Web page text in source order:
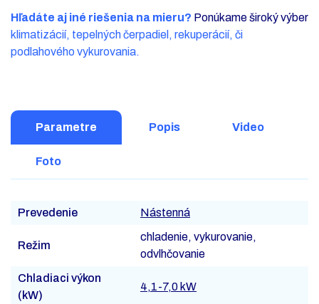
Hľadáte aj iné riešenia na mieru? Ponúkame široký výber
klimatizácií, tepelných čerpadiel, rekuperácií, či
podlahového vykurovania.
Parametre Popis Video
Foto
Prevedenie Nástenná
Režim
chladenie, vykurovanie,
odvlhčovanie
Chladiaci výkon
(kW)
4,1-7,0 kW